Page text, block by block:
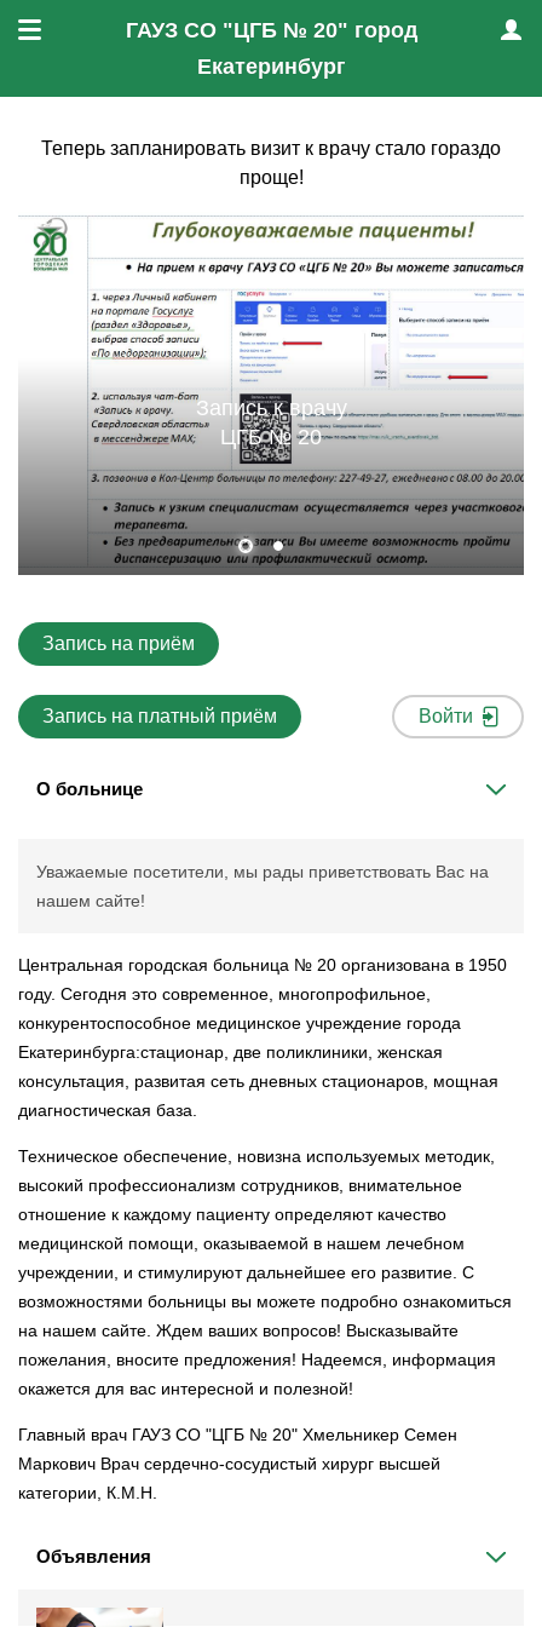
ГАУЗ СО "ЦГБ № 20" город
Екатеринбург
Теперь запланировать визит к врачу стало гораздо
проще!
Запись к врачу
ЦГБ № 20
Запись на приём
Запись на платный приём Войти
О больнице
Уважаемые посетители, мы рады приветствовать Вас на
нашем сайте!
Центральная городская больница № 20 организована в 1950
году. Сегодня это современное, многопрофильное,
конкурентоспособное медицинское учреждение города
Екатеринбурга:стационар, две поликлиники, женская
консультация, развитая сеть дневных стационаров, мощная
диагностическая база.
Техническое обеспечение, новизна используемых методик,
высокий профессионализм сотрудников, внимательное
отношение к каждому пациенту определяют качество
медицинской помощи, оказываемой в нашем лечебном
учреждении, и стимулируют дальнейшее его развитие. С
возможностями больницы вы можете подробно ознакомиться
на нашем сайте. Ждем ваших вопросов! Высказывайте
пожелания, вносите предложения! Надеемся, информация
окажется для вас интересной и полезной!
Главный врач ГАУЗ СО "ЦГБ № 20" Хмельникер Семен
Маркович Врач сердечно-сосудистый хирург высшей
категории, К.М.Н.
Объявления